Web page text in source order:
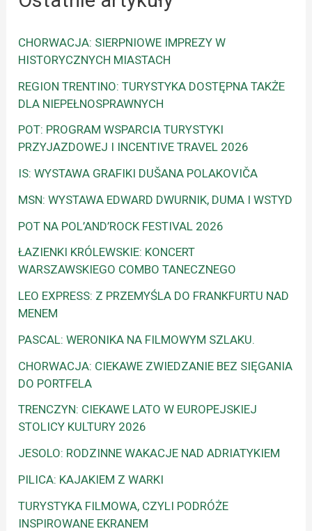
CHORWACJA: SIERPNIOWE IMPREZY W
HISTORYCZNYCH MIASTACH
REGION TRENTINO: TURYSTYKA DOSTĘPNA TAKŻE
DLA NIEPEŁNOSPRAWNYCH
POT: PROGRAM WSPARCIA TURYSTYKI
PRZYJAZDOWEJ I INCENTIVE TRAVEL 2026
IS: WYSTAWA GRAFIKI DUŠANA POLAKOVIČA
MSN: WYSTAWA EDWARD DWURNIK, DUMA I WSTYD
POT NA POL’AND’ROCK FESTIVAL 2026
ŁAZIENKI KRÓLEWSKIE: KONCERT
WARSZAWSKIEGO COMBO TANECZNEGO
LEO EXPRESS: Z PRZEMYŚLA DO FRANKFURTU NAD
MENEM
PASCAL: WERONIKA NA FILMOWYM SZLAKU.
CHORWACJA: CIEKAWE ZWIEDZANIE BEZ SIĘGANIA
DO PORTFELA
TRENCZYN: CIEKAWE LATO W EUROPEJSKIEJ
STOLICY KULTURY 2026
JESOLO: RODZINNE WAKACJE NAD ADRIATYKIEM
PILICA: KAJAKIEM Z WARKI
TURYSTYKA FILMOWA, CZYLI PODRÓŻE
INSPIROWANE EKRANEM